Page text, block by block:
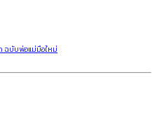
ฉบับพ่อแม่มือใหม่